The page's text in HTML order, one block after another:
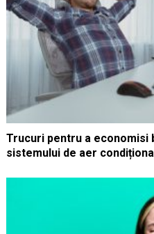
Trucuri pentru a economisi
sistemului de aer